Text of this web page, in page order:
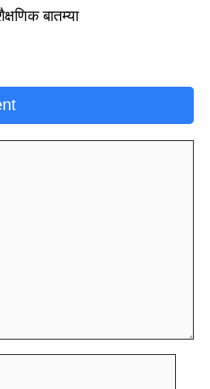
बातम्या